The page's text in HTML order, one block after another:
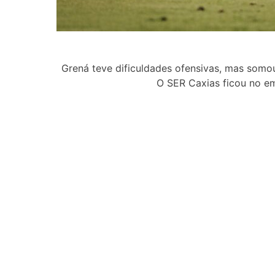
Grená teve dificuldades ofensivas, mas
O SER Caxias ficou no